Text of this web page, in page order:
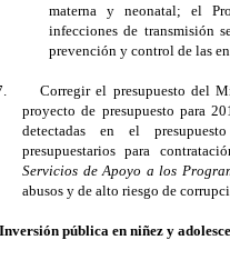
materna y neonatal; el
infecciones de transmisión
prevención y control de las
Corregir el presupuesto del
proyecto de presupuesto para
detectadas en el
presupuestarios para
Servicios de Apoyo a los
abusos y de alto riesgo de
pública en niñez y